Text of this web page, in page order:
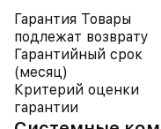
Гарантия Товары
подлежат возврату
Гарантийный срок
(месяц)
Критерий оценки
гарантии